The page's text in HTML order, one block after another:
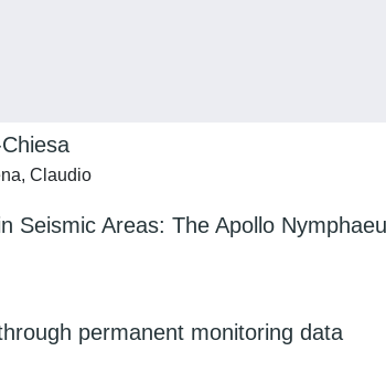
Claudio
Seismic Areas: The Apollo
permanent monitoring data